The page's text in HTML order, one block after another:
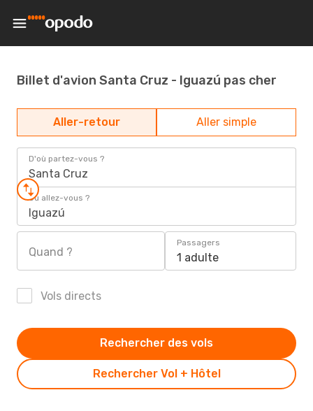
Billet d'avion Santa Cruz - Iguazú pas cher
Aller-retour Aller simple
D'où partez-vous ?
Santa Cruz
Où allez-vous ?
Iguazú
Quand ?
Passagers
1 adulte
Vols directs
Rechercher Vol + Hôtel
Rechercher des vols